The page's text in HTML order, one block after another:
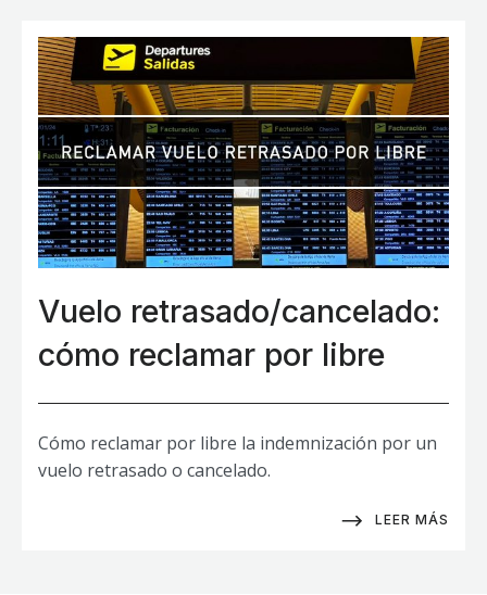
Vuelo retrasado/cancelado:
cómo reclamar por libre
Cómo reclamar por libre la indemnización por un
vuelo retrasado o cancelado.
LEER MÁS